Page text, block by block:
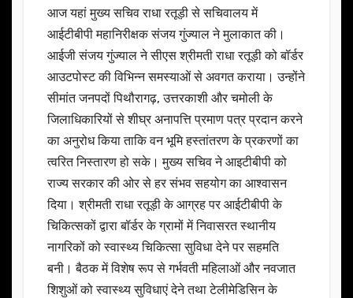
आज यहां मुख्य सचिव राधा रतूड़ी से सचिवालय में
आईटीबीपी महानिरीक्षक संजय गुंज्याल ने मुलाकात की।
आईजी संजय गुंज्याल ने सीएस श्रीमती राधा रतूड़ी को बॉर्डर
आउटपोस्ट की विभिन्न समस्याओं से अवगत कराया। उन्होंने
सीमांत जनपदों पिथौरागढ़, उत्तरकाशी और चमोली के
जिलाधिकारियों से शीघ्र अनापत्ति प्रमाण पत्र प्रदान करने
का अनुरोध किया ताकि वन भूमि हस्तांतरण के प्रकरणों का
त्वरित निस्तारण हो सके। मुख्य सचिव ने आइटीबीपी को
राज्य सरकार की ओर से हर संभव सहयोग का आश्वासन
दिया। श्रीमती राधा रतूड़ी के आग्रह पर आईटीबीपी के
चिकित्सकों द्वारा बॉर्डर के ग्रामों में निवासरत स्थानीय
नागरिकों को स्वास्थ्य चिकित्सा सुविधा देने पर सहमति
बनी। बैठक में विशेष रूप से गर्भवती महिलाओं और नवजात
शिशुओं को स्वास्थ्य सुविधाएं देने तथा टेलीमेडिसिन के